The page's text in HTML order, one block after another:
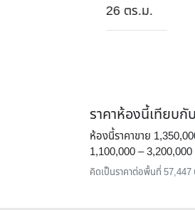
1
1
ราคาห้องนี้เทียบ
ห้องนี้ราคาขาย
1,100,000 –
คิดเป็นราคาต่อพื้นที่ 57,447